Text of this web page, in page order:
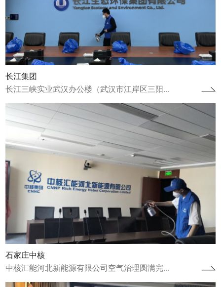
长江集团
长江三峡实业武汉办公楼（武汉市江岸区三阳...
石家庄中核
中核汇能河北新能源有限公司空气治理圆满完...
成中核汇能河北新能源有限公司进行了空气治
理并于2023年6月22日圆满完成。中核...
查看详情
江苏省连云港项目
江苏省连云港市连云区人才公寓空气治理圆满
完成2022年12月8日完成人才公寓治理工作，
2023年1月9日完成康养中心治理...